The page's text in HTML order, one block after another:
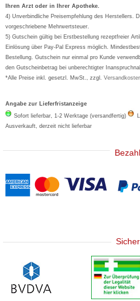
Wick
Eucerin
Basica
Ihren Arzt oder in Ihrer Apotheke.
4) Unverbindliche Preisempfehlung des Herstellers.
vorgeschriebene Mehrwertsteuer.
5) Gutschein gültig bei Erstbestellung rezeptfreier
Einlösung über Pay-Pal Express möglich.
Bestellung. Gutschein nur einmal pro Kunde
den Gutscheinbetrag bei unberechtigter
*Alle Preise inkl. gesetzl. MwSt., zzgl.
Angabe zur Lieferfristanzeige
Sofort lieferbar, 1-2 Werktage (versandfertig)
Ausverkauft, derzeit nicht lieferbar